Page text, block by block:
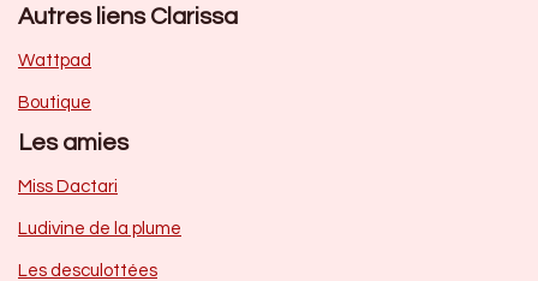
Autres liens Clarissa
Wattpad
Boutique
Les amies
Miss Dactari
Ludivine de la plume
Les desculottées